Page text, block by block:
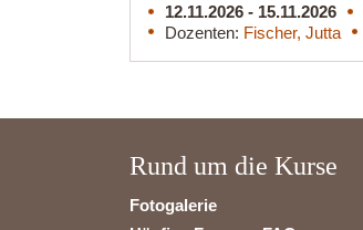
12.11.2026 - 15.11.2026
Dozenten: Fischer, Jutta
Rund um die Kurse
Fotogalerie